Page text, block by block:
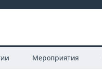
Мероприятия